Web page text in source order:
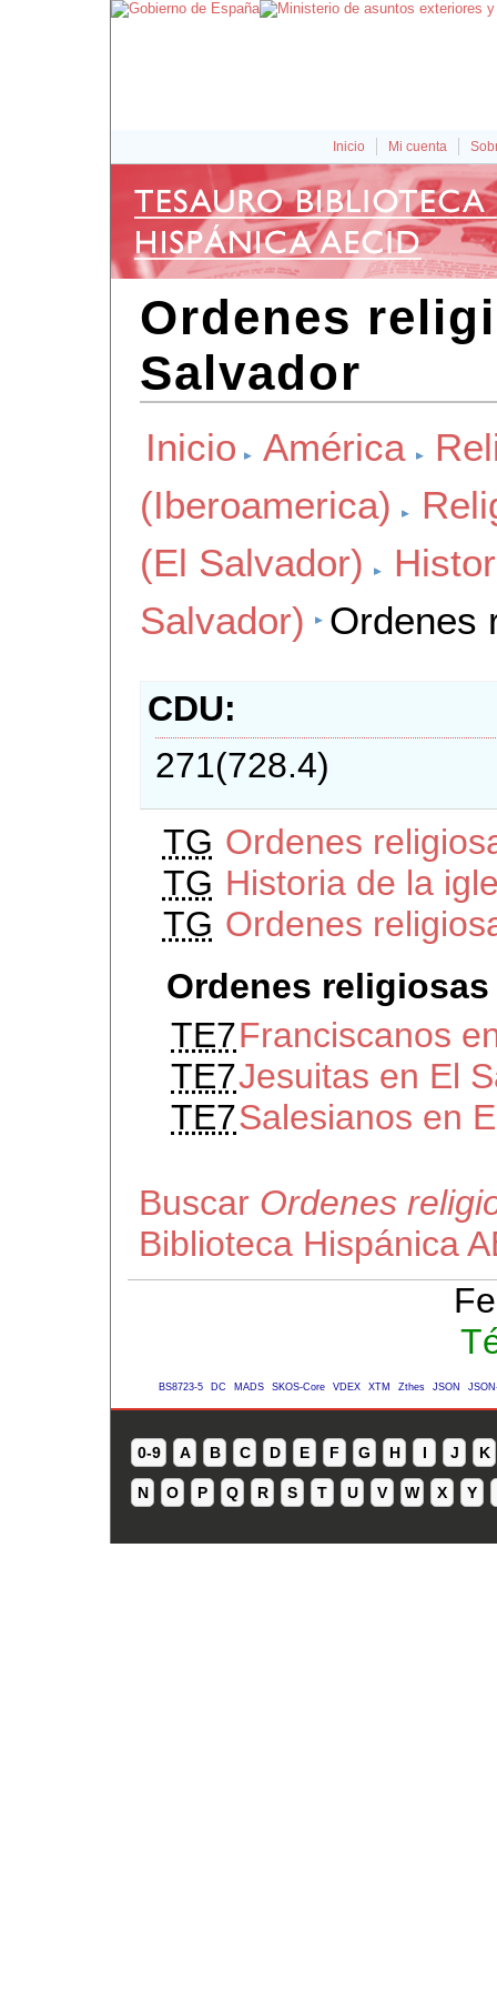
Inicio Mi cuenta
Ordenes
Salvador
Inicio América
(Iberoamerica)
(El Salvador)
Salvador)
Ordenes
CDU
271(728.4)
TG Ordenes
TG Historia de la
TG Ordenes
Ordenes
TE7Franciscanos
TE7Jesuitas en El
TE7Salesianos en
Buscar Ordenes
Biblioteca Hispánica
BS8723-5 DC MADS SKOS-Core VDEX XTM Zthes JSON
0-9 A B C D E F G H I J K
N O P Q R S T U V W X Y